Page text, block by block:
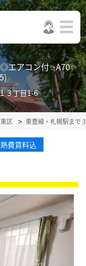
アコン付✨A70✨
３丁目1-6
区 東豊線・札幌駅まで
費賃料込